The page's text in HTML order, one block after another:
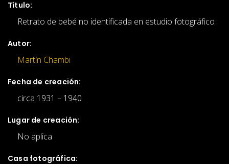
Título:
Retrato de bebé no identificada en estudio fotográfico
Autor:
Martín Chambi
Fecha de creación:
circa 1931 – 1940
Lugar de creación:
No aplica
Casa fotográfica: